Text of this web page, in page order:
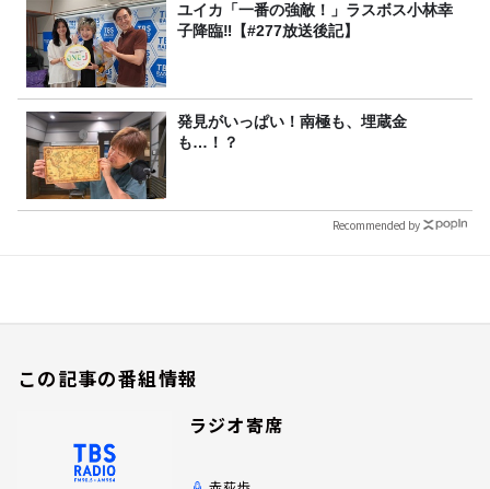
ユイカ「一番の強敵！」ラスボス小林幸
子降臨‼【#277放送後記】
発見がいっぱい！南極も、埋蔵金
も…！？
Recommended by
この記事の番組情報
ラジオ寄席